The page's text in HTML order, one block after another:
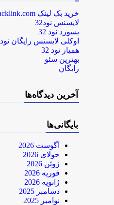
خرید بک لینک behtarinbacklink.com
لایسنس نود32
پسورد نود 32
اوکلی لایسنس رایگان نود 32
همیار نود 32
بهترین سئو
رایگان
آخرین دیدگاه‌ها
بایگانی‌ها
آگوست 2026
جولای 2026
ژوئن 2026
فوریه 2026
ژانویه 2026
دسامبر 2025
نوامبر 2025